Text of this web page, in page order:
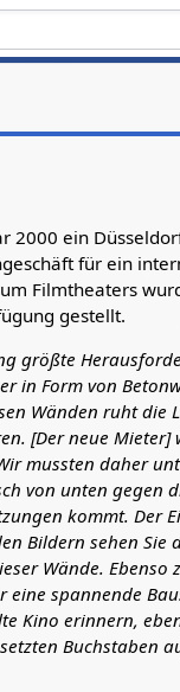
2000 ein
für ein
Filmtheaters
gestellt.
größte
in Form von
Wänden ruht die
[Der neue
mussten daher
von unten gegen
kommt. Der
Bildern sehen
Wände.
spannende
Kino erinnern,
Buchstaben